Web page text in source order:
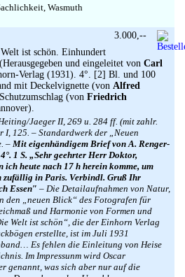
Wasmuth
ist schön. Einhundert
und eingeleitet von Carl
Verlag (1931). 4°. [2] Bl. und 100
mit Deckelvignette (von Alfred
(von Friedrich
Jaeger II, 269 u. 284 ff. (mit zahlr.
I, 125. – Standardwerk der „Neuen
– Mit eigenhändigem Brief von A. Renger-
1 S. „Sehr geehrter Herr Doktor,
ich heute nach 17 h herein komme, um
zufällig in Paris. Verbindl. Gruß Ihr
Essen″ – Die Detailaufnahmen von Natur,
den „neuen Blick“ des Fotografen für
und Harmonie von Formen und
Welt ist schön“, die der Einhorn Verlag
erstellte, ist im Juli 1931
Es fehlen die Einleitung von Heise
Im Impressunm wird Oscar
genannt, was sich aber nur auf die
3.000,--